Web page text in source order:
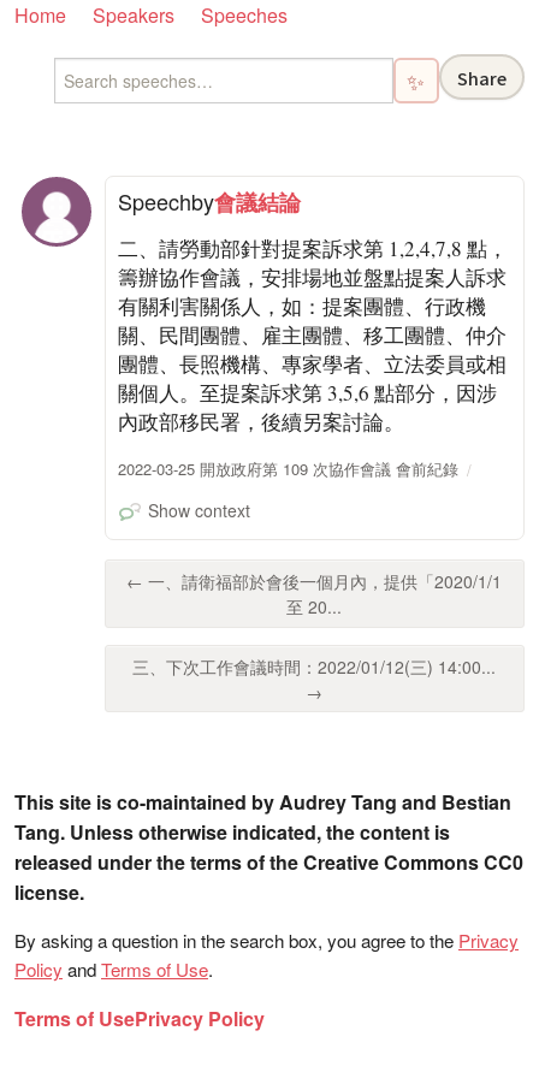
Home Speakers Speeches
✨ Share
Speechby會議結論
二、請勞動部針對提案訴求第 1,2,4,7,8 點，
籌辦協作會議，安排場地並盤點提案人訴求
有關利害關係人，如：提案團體、行政機
關、民間團體、雇主團體、移工團體、仲介
團體、長照機構、專家學者、立法委員或相
關個人。至提案訴求第 3,5,6 點部分，因涉
內政部移民署，後續另案討論。
2022-03-25 開放政府第 109 次協作會議 會前紀錄
Show context
← 一、請衛福部於會後一個月內，提供「2020/1/1
至 20...
三、下次工作會議時間：2022/01/12(三) 14:00...
→
This site is co-maintained by Audrey Tang and Bestian
Tang. Unless otherwise indicated, the content is
released under the terms of the Creative Commons CC0
license.
By asking a question in the search box, you agree to the Privacy
Policy andTerms of Use.
Terms of UsePrivacy Policy